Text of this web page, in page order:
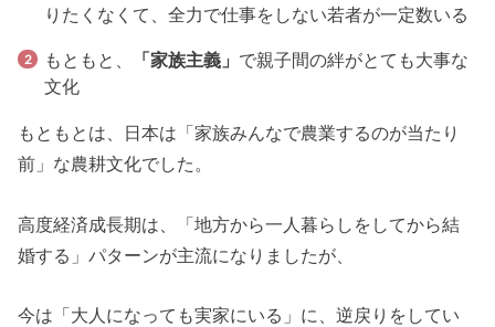
りたくなくて、全力で仕事をしない若者が一定数いる
もともと、 「家族主義」 で親子間の絆がとても大事な
文化
もともとは、日本は「家族みんなで農業するのが当たり
前」な農耕文化でした。
高度経済成長期は、「地方から一人暮らしをしてから結
婚する」パターンが主流になりましたが、
今は「大人になっても実家にいる」に、逆戻りをしてい